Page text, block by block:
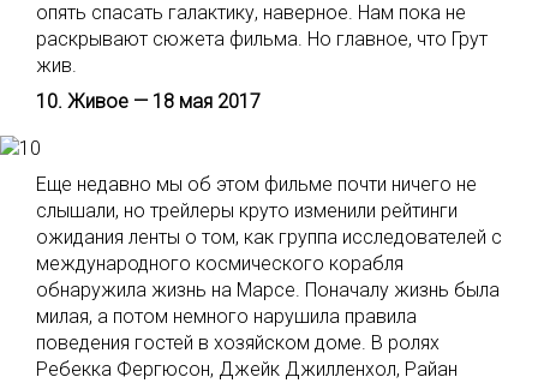
опять спасать галактику, наверное. Нам пока не
раскрывают сюжета фильма. Но главное, что Грут
жив.
10. Живое — 18 мая 2017
Еще недавно мы об этом фильме почти ничего не
слышали, но трейлеры круто изменили рейтинги
ожидания ленты о том, как группа исследователей с
международного космического корабля
обнаружила жизнь на Марсе. Поначалу жизнь была
милая, а потом немного нарушила правила
поведения гостей в хозяйском доме. В ролях
Ребекка Фергюсон, Джейк Джилленхол, Райан